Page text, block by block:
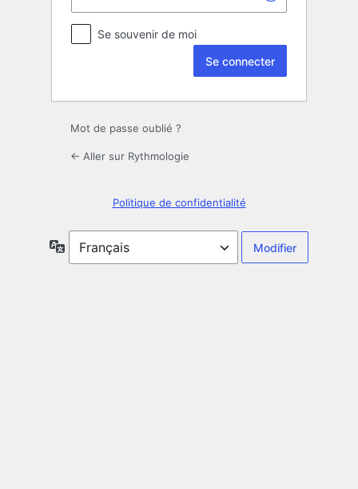
Se souvenir de moi
Mot de passe oublié ?
← Aller sur Rythmologie
Politique de confidentialité
Langue